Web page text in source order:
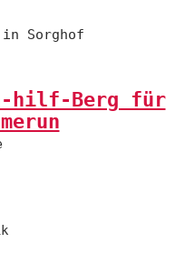
Sorghof
hilf-Berg für